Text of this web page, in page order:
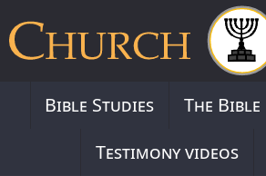
Bible Studies The Bible
Testimony videos